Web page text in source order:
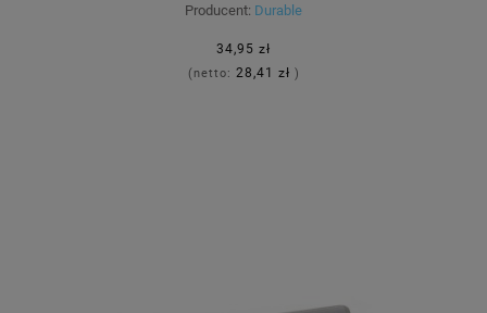
Producent: Durable
34,95 zł
(netto: 28,41 zł )